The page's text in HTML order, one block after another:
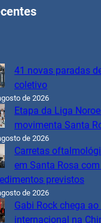
41 novas paradas
coletivo
de 2026
Etapa da Liga
movimenta Santa
de 2026
Carretas
em Santa Rosa
previstos
de 2026
Gabi Rock chega
internacional na